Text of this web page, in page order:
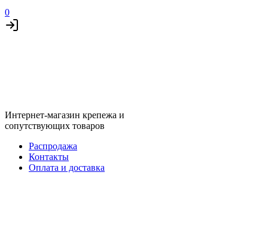
0
Интернет-магазин крепежа и
сопутствующих товаров
Распродажа
Контакты
Оплата и доставка